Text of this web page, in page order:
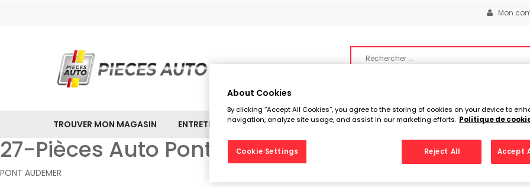
Mon
TROUVER MON MAGASIN ENTRETIEN & NETTOYAGE HUILES, LIQUIDES & ADDITIFS ACCESSOIRES &
27-Pièces Auto Pont-Audemer
PONT AUDEMER
About Cookies
By clicking “Accept All Cookies”, you agree to the storing of cookies on your device to
navigation, analyze site usage, and assist in our marketing efforts. Politique de
Reject All Accept
Cookie Settings